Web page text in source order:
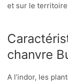
et sur le territoire
chanvre
A l’indor, les